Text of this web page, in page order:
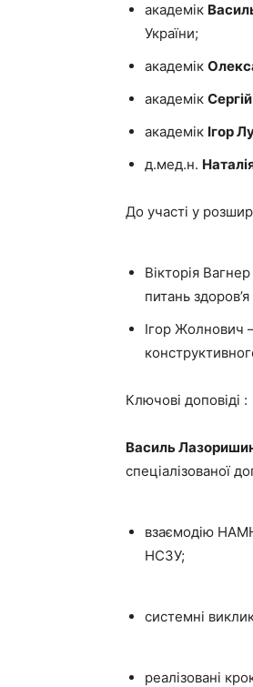
академік
України;
академік
академік
академік Ігор
д.мед.н.
До участі у
Вікторія
питань здоров’я
Ігор Жолнович
Ключові доповіді :
Василь
спеціалізованої
взаємодію
НСЗУ;
системні
реалізовані